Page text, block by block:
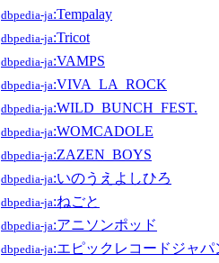
dbpedia-ja:Tempalay
dbpedia-ja:Tricot
dbpedia-ja:VAMPS
dbpedia-ja:VIVA_LA_ROCK
dbpedia-ja:WILD_BUNCH_FEST.
dbpedia-ja:WOMCADOLE
dbpedia-ja:ZAZEN_BOYS
dbpedia-ja:いのうえよしひろ
dbpedia-ja:ねごと
dbpedia-ja:アニソンポッド
dbpedia-ja:エピックレコードジャパ